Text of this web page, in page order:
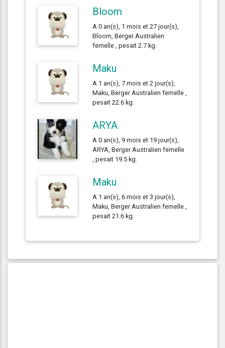
Bloom
A 0 an(s), 1 mois et 27 jour(s),
Bloom, Berger Australien
femelle , pesait 2.7 kg.
Maku
A 1 an(s), 7 mois et 2 jour(s),
Maku, Berger Australien femelle ,
pesait 22.6 kg.
ARYA
A 0 an(s), 9 mois et 19 jour(s),
ARYA, Berger Australien femelle
, pesait 19.5 kg.
Maku
A 1 an(s), 6 mois et 3 jour(s),
Maku, Berger Australien femelle ,
pesait 21.6 kg.